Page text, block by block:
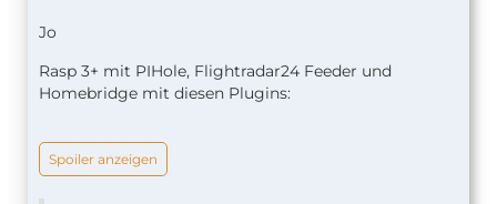
Jo
Rasp 3+ mit PIHole, Flightradar24 Feeder und
Homebridge mit diesen Plugins:
Spoiler anzeigen